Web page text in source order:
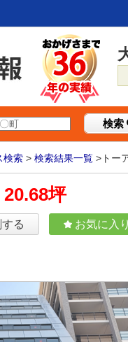
検索
検索 > 検索結果一覧 >トー
20.68坪
る お気に入